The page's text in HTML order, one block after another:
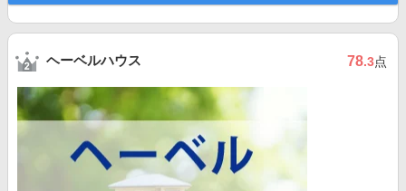
ヘーベルハウス 78.3点